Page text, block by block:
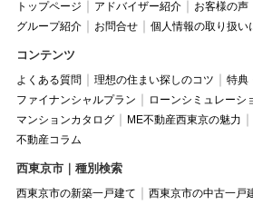
トップページ アドバイザー紹介 お客様の声
グループ紹介
お問合せ 個人情報の取り扱い
コンテンツ
よくある質問 理想の住まい探しのコツ 特典
ファイナンシャルプラン
ローンシミュレーシ
マンションカタログ
ME不動産西東京の魅力
不動産コラム
西東京市｜種別検索
西東京市の新築一戸建て
西東京市の中古一戸